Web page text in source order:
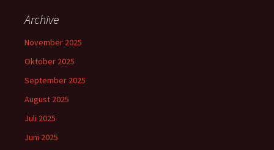
Archive
November 2025
Oktober 2025
September 2025
August 2025
Juli 2025
Juni 2025